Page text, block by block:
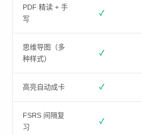
PDF 精读 + 手
写
✓
思维导图（多
种样式）
✓
高亮自动成卡 ✓
FSRS 间隔复
习
✓